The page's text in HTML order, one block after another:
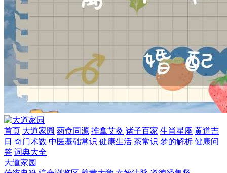
首页 大道家园 药食同源 推拿艾灸 诸子百家 生肖星座 黄道吉
日 奇门术数 中医基础常识 健康生活 茶常识 梦的解析 健康问
答 词典大全
大道家园